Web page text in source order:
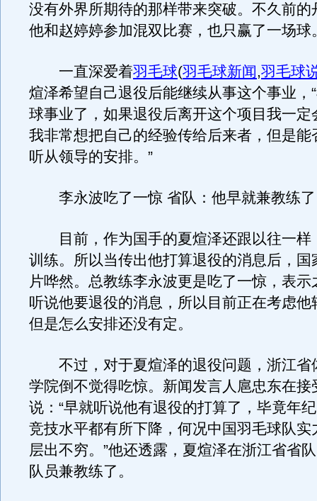
没有外界所期待的那样带来突破。不久前的
他和赵婷婷参加混双比赛，也只赢了一场球
一直深爱着羽毛球(羽毛球新闻,羽毛球
煊泽希望自己退役后能继续从事这个事业，
球事业了，如果退役后离开这个项目我一定
我非常想把自己的经验传给后来者，但是能
听从领导的安排。”
李永波吃了一惊 省队：他早就兼教练了
目前，作为国手的夏煊泽还跟以往一样
训练。所以当传出他打算退役的消息后，国
片哗然。总教练李永波更是吃了一惊，表示
听说他要退役的消息，所以目前正在考虑他
但是怎么安排还没有定。
不过，对于夏煊泽的退役问题，浙江省
学院倒不觉得吃惊。新闻发言人扈忠东在接
说：“早就听说他有退役的打算了，毕竟年
竞技水平都有所下降，何况中国羽毛球队实
层出不穷。”他还透露，夏煊泽在浙江省省
队员兼教练了。